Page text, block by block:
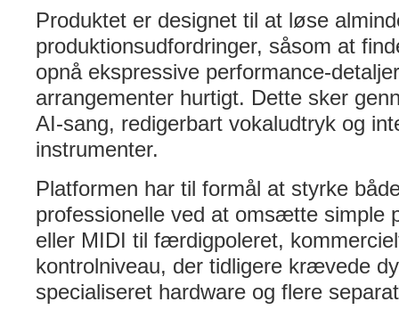
Produktet er designet til at løse
produktionsudfordringer, såsom at
opnå ekspressive performance-
arrangementer hurtigt. Dette sker
AI-sang, redigerbart vokaludtryk og
instrumenter.
Platformen har til formål at styrke
professionelle ved at omsætte simple
eller MIDI til færdigpoleret,
kontrolniveau, der tidligere krævede
specialiseret hardware og flere